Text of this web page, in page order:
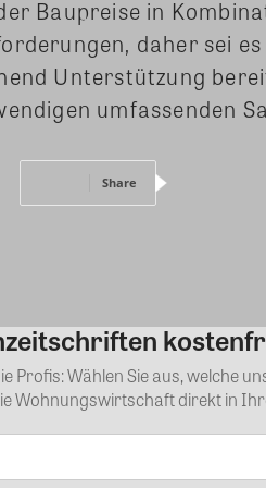
Baupreise in
daher sei
Unterstützung
umfassenden
Share
Profis: Wählen Sie aus, welche
Wohnungswirtschaft direkt in